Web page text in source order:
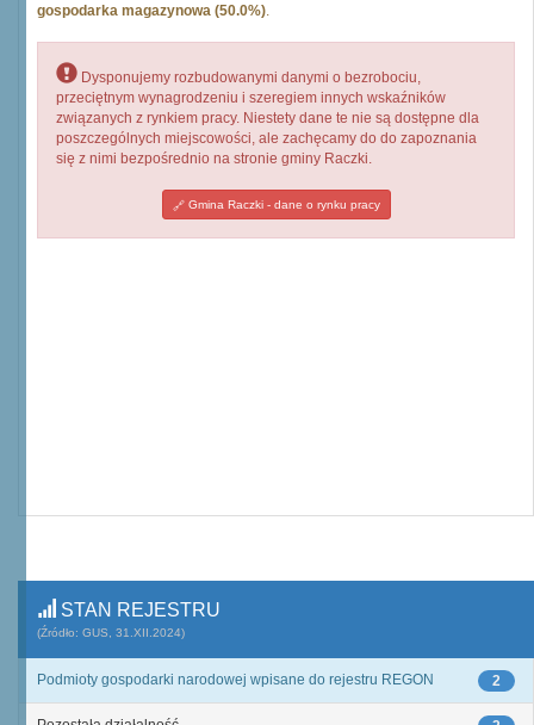
gospodarka magazynowa (50.0%).
Dysponujemy rozbudowanymi danymi o bezrobociu,
przeciętnym wynagrodzeniu i szeregiem innych wskaźników
związanych z rynkiem pracy. Niestety dane te nie są dostępne dla
poszczególnych miejscowości, ale zachęcamy do do zapoznania
się z nimi bezpośrednio na stronie gminy Raczki.
Gmina Raczki - dane o rynku pracy
STAN REJESTRU
(Źródło: GUS, 31.XII.2024)
2
Podmioty gospodarki narodowej wpisane do rejestru REGON